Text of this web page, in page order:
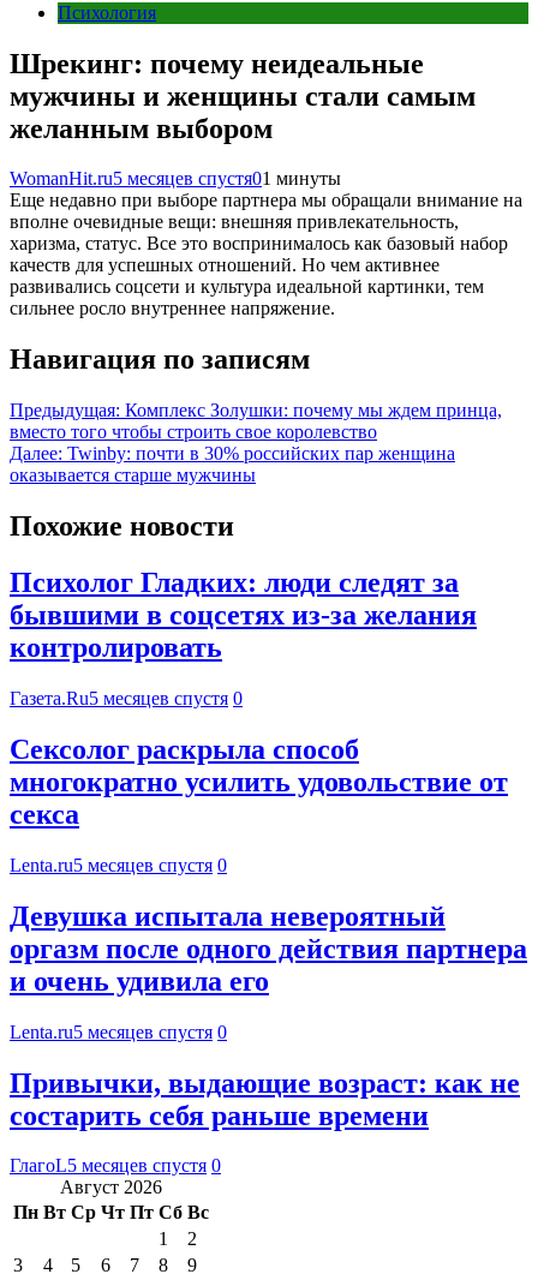
Психология
Шрекинг: почему неидеальные
мужчины и женщины стали самым
желанным выбором
WomanHit.ru5 месяцев спустя01 минуты
Еще недавно при выборе партнера мы обращали внимание на
вполне очевидные вещи: внешняя привлекательность,
харизма, статус. Все это воспринималось как базовый набор
качеств для успешных отношений. Но чем активнее
развивались соцсети и культура идеальной картинки, тем
сильнее росло внутреннее напряжение.
Навигация по записям
Предыдущая: Комплекс Золушки: почему мы ждем принца,
вместо того чтобы строить свое королевство
Далее: Twinby: почти в 30% российских пар женщина
оказывается старше мужчины
Похожие новости
Психолог Гладких: люди следят за
бывшими в соцсетях из-за желания
контролировать
Газета.Ru5 месяцев спустя 0
Сексолог раскрыла способ
многократно усилить удовольствие от
секса
Lenta.ru5 месяцев спустя 0
Девушка испытала невероятный
оргазм после одного действия партнера
и очень удивила его
Lenta.ru5 месяцев спустя 0
Привычки, выдающие возраст: как не
состарить себя раньше времени
ГлагоL5 месяцев спустя 0
Август 2026
Пн Вт Ср Чт Пт Сб Вс
1
2
3
4 5 6 7 8
9